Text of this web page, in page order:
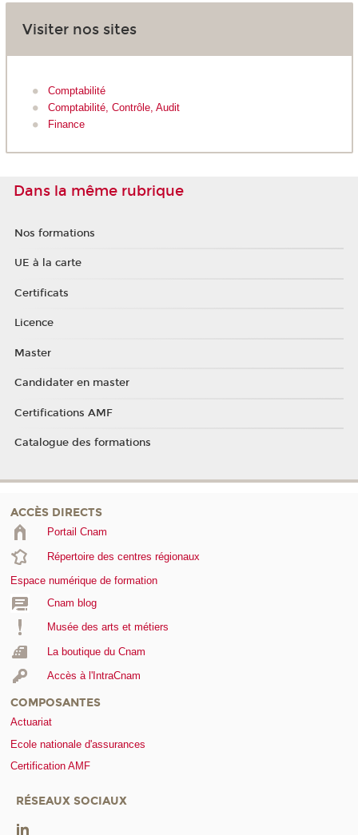
Visiter nos sites
Comptabilité
Comptabilité, Contrôle, Audit
Finance
Dans la même rubrique
Nos formations
UE à la carte
Certificats
Licence
Master
Candidater en master
Certifications AMF
Catalogue des formations
ACCÈS DIRECTS
Portail Cnam
Répertoire des centres régionaux
Espace numérique de formation
Cnam blog
Musée des arts et métiers
La boutique du Cnam
Accès à l'IntraCnam
COMPOSANTES
Actuariat
Ecole nationale d'assurances
Certification AMF
RÉSEAUX SOCIAUX